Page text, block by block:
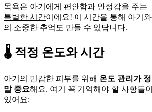
목욕은 아기에게 편안함과 안정감을 주는
특별한 시간이에요! 이 시간을 통해 아기와
의 소중한 추억도 만들 수 있답니다.
🌡️ 적정 온도와 시간
아기의 민감한 피부를 위해 온도 관리가 정
말 중요해요. 여기 꼭 기억해야 할 사항들이
있어요: